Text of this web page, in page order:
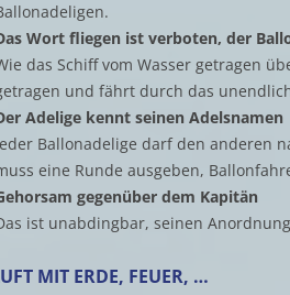
Wort fliegen ist verboten, der
das Schiff vom Wasser getragen
und fährt durch das
Adelige kennt seinen Adelsnamen
Ballonadelige darf den anderen
eine Runde ausgeben,
gegenüber dem Kapitän
ist unabdingbar, seinen
MIT ERDE, FEUER, …